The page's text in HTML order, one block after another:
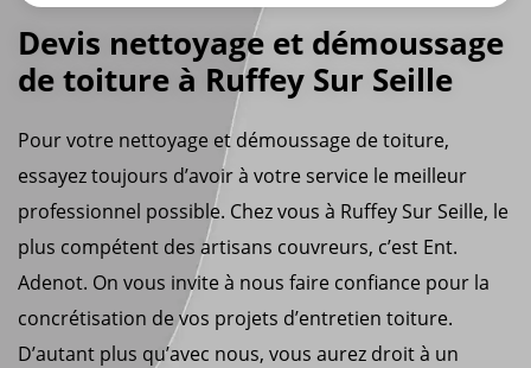
Devis nettoyage et démoussage
de toiture à Ruffey Sur Seille
Pour votre nettoyage et démoussage de toiture,
essayez toujours d’avoir à votre service le meilleur
professionnel possible. Chez vous à Ruffey Sur Seille, le
plus compétent des artisans couvreurs, c’est Ent.
Adenot. On vous invite à nous faire confiance pour la
concrétisation de vos projets d’entretien toiture.
D’autant plus qu’avec nous, vous aurez droit à un